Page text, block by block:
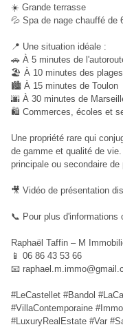
☀️ Grande terrasse
💦 Spa de nage chauffé de
📍 Une situation idéale :
🚗 À 5 minutes de
🏖️ À 10 minutes des
🏙️ À 15 minutes de Toulon
🌆 À 30 minutes de
🛍️ Commerces, écoles et
Une propriété rare qui
de gamme et qualité de
principale ou secondaire de
🎥 Vidéo de présentation
📞 Pour plus d'informations
Raphaël Taffin – M
📱 06 86 43 53 66
📧
#LeCastellet #Bandol
#VillaContemporaine
#LuxuryRealEstate #Var